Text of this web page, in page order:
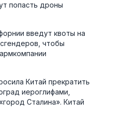
попасть дроны
введут квоты на
чтобы
Китай прекратить
иероглифами,
Сталина». Китай